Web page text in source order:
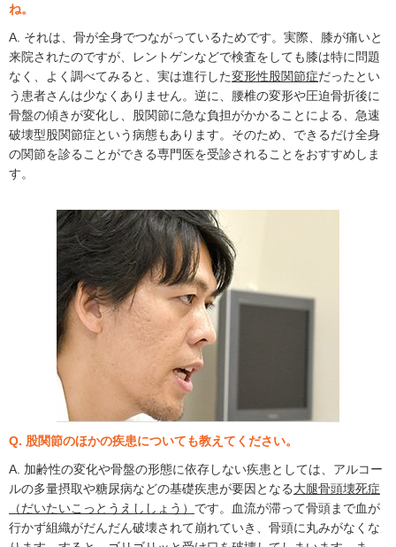
ね。
A. それは、骨が全身でつながっているためです。実際、膝が痛いと
来院されたのですが、レントゲンなどで検査をしても膝は特に問題
なく、よく調べてみると、実は進行した変形性股関節症だったとい
う患者さんは少なくありません。逆に、腰椎の変形や圧迫骨折後に
骨盤の傾きが変化し、股関節に急な負担がかかることによる、急速
破壊型股関節症という病態もあります。そのため、できるだけ全身
の関節を診ることができる専門医を受診されることをおすすめしま
す。
Q. 股関節のほかの疾患についても教えてください。
A. 加齢性の変化や骨盤の形態に依存しない疾患としては、アルコー
ルの多量摂取や糖尿病などの基礎疾患が要因となる大腿骨頭壊死症
（だいたいこっとうえししょう） です。血流が滞って骨頭まで血が
行かず組織がだんだん破壊されて崩れていき、骨頭に丸みがなくな